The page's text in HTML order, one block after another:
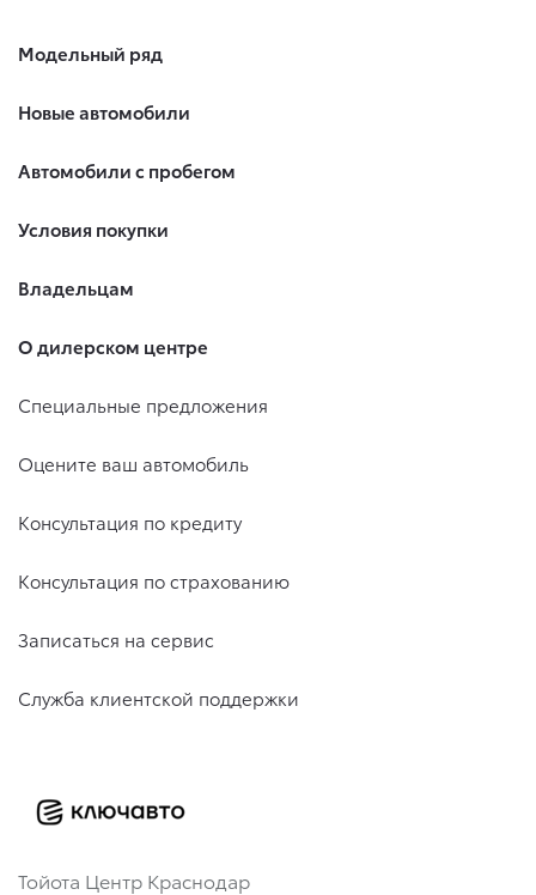
отправлением с описью вложения по адресу: 141031,
Московская обл., г. о. Мытищи, п. Вёшки, МКАД 84-й км,
Модельный ряд
Новые автомобили
Автомобили с пробегом
Условия покупки
Владельцам
О дилерском центре
Специальные предложения
Оцените ваш автомобиль
Консультация по кредиту
Консультация по страхованию
Записаться на сервис
Служба клиентской поддержки
Тойота Центр Краснодар